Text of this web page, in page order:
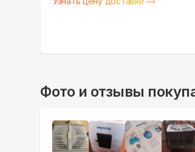
Фото и отзывы